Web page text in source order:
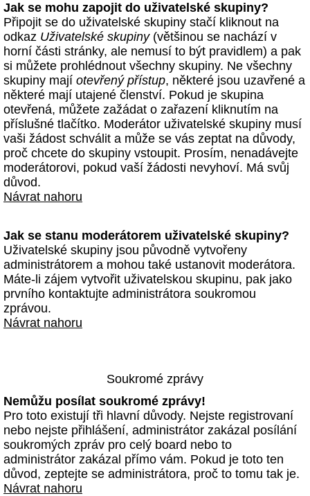
Jak se mohu zapojit do uživatelské skupiny?
Připojit se do uživatelské skupiny stačí kliknout na
odkaz Uživatelské skupiny(většinou se nachází v
horní části stránky, ale nemusí to být pravidlem) a pak
si můžete prohlédnout všechny skupiny. Ne všechny
skupiny mají otevřený přístup, některé jsou uzavřené a
některé mají utajené členství. Pokud je skupina
otevřená, můžete zažádat o zařazení kliknutím na
příslušné tlačítko. Moderátor uživatelské skupiny musí
vaši žádost schválit a může se vás zeptat na důvody,
proč chcete do skupiny vstoupit. Prosím, nenadávejte
moderátorovi, pokud vaší žádosti nevyhoví. Má svůj
důvod.
Návrat nahoru
Jak se stanu moderátorem uživatelské skupiny?
Uživatelské skupiny jsou původně vytvořeny
administrátorem a mohou také ustanovit moderátora.
Máte-li zájem vytvořit uživatelskou skupinu, pak jako
prvního kontaktujte administrátora soukromou
zprávou.
Návrat nahoru
Soukromé zprávy
Nemůžu posílat soukromé zprávy!
Pro toto existují tři hlavní důvody. Nejste registrovaní
nebo nejste přihlášení, administrátor zakázal posílání
soukromých zpráv pro celý board nebo to
administrátor zakázal přímo vám. Pokud je toto ten
důvod, zeptejte se administrátora, proč to tomu tak je.
Návrat nahoru